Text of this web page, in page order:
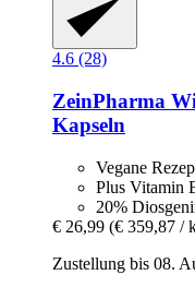
4.6 (28)
ZeinPharma
Kapseln
Vegane
Plus Vitamin
20%
€ 26,99 (€ 359,87 /
Zustellung bis 08.